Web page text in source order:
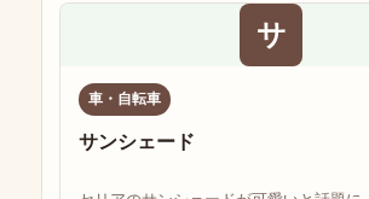
サ
車・自転車
サンシェード